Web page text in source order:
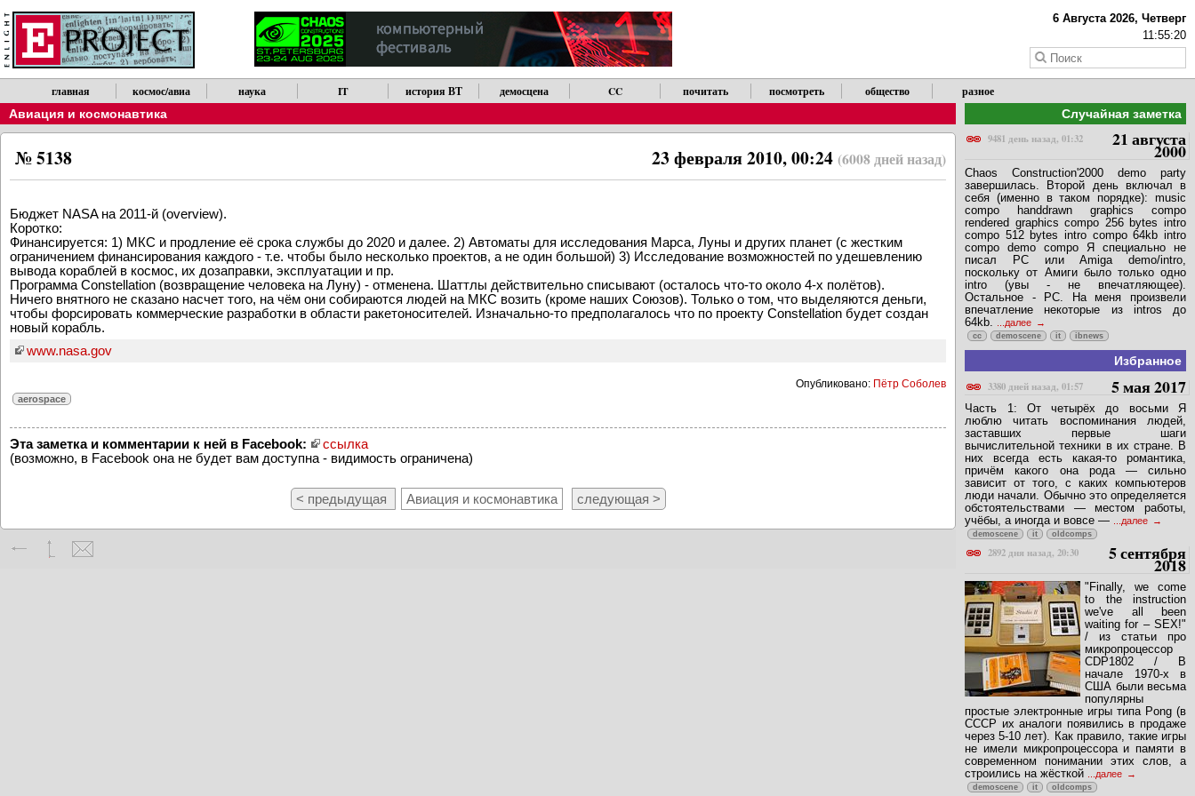
6 Августа 2026, Четверг
11:55:21
главная космос/авиа наука IT история ВТ демосцена CC почитать посмотреть общество разное
Авиация и космонавтика
23 февраля 2010, 00:24 (6008 дней назад)
№ 5138
Бюджет NASA на 2011-й (overview).
Коротко:
Финансируется: 1) МКС и продление её срока службы до 2020 и далее. 2) Автоматы для исследования Марса, Луны и других планет (с жестким
ограничением финансирования каждого - т.е. чтобы было несколько проектов, а не один большой) 3) Исследование возможностей по удешевлению
вывода кораблей в космос, их дозаправки, эксплуатации и пр.
Программа Constellation (возвращение человека на Луну) - отменена. Шаттлы действительно списывают (осталось что-то около 4-х полётов).
Ничего внятного не сказано насчет того, на чём они собираются людей на МКС возить (кроме наших Союзов). Только о том, что выделяются деньги,
чтобы форсировать коммерческие разработки в области ракетоносителей. Изначально-то предполагалось что по проекту Constellation будет создан
новый корабль.
www.nasa.gov
Опубликовано: Пётр Соболев
aerospace
Эта заметка и комментарии к ней в Facebook:
ссылка
(возможно, в Facebook она не будет вам доступна - видимость ограничена)
< предыдущая Авиация и космонавтика следующая >
Случайная заметка
9481 день назад, 01:32
21 августа
2000
Chaos Construction'2000 demo party
завершилась. Второй день включал в
себя (именно в таком порядке): music
compo handdrawn graphics compo
rendered graphics compo 256 bytes intro
compo 512 bytes intro compo 64kb intro
compo demo compo Я специально не
писал PC или Amiga demo/intro,
поскольку от Амиги было только одно
intro (увы - не впечатляющее).
Остальное - PC. На меня произвели
впечатление некоторые из intros до
64kb. ...далее
cc demoscene it ibnews
Избранное
3380 дней назад, 01:57
5 мая 2017
Часть 1: От четырёх до восьми Я
люблю читать воспоминания людей,
заставших первые шаги
вычислительной техники в их стране. В
них всегда есть какая-то романтика,
причём какого она рода — сильно
зависит от того, с каких компьютеров
люди начали. Обычно это определяется
обстоятельствами — местом работы,
учёбы, а иногда и вовсе —
...далее
demoscene it oldcomps
2892 дня назад, 20:30 5 сентября
2018
"Finally, we come
to the instruction
we've all been
waiting for – SEX!"
/ из статьи про
микропроцессор
CDP1802 / В
начале 1970-х в
США были весьма
популярны
простые электронные игры типа Pong (в
СССР их аналоги появились в продаже
через 5-10 лет). Как правило, такие игры
не имели микропроцессора и памяти в
современном понимании этих слов, а
строились на жёсткой
...далее
demoscene it oldcomps